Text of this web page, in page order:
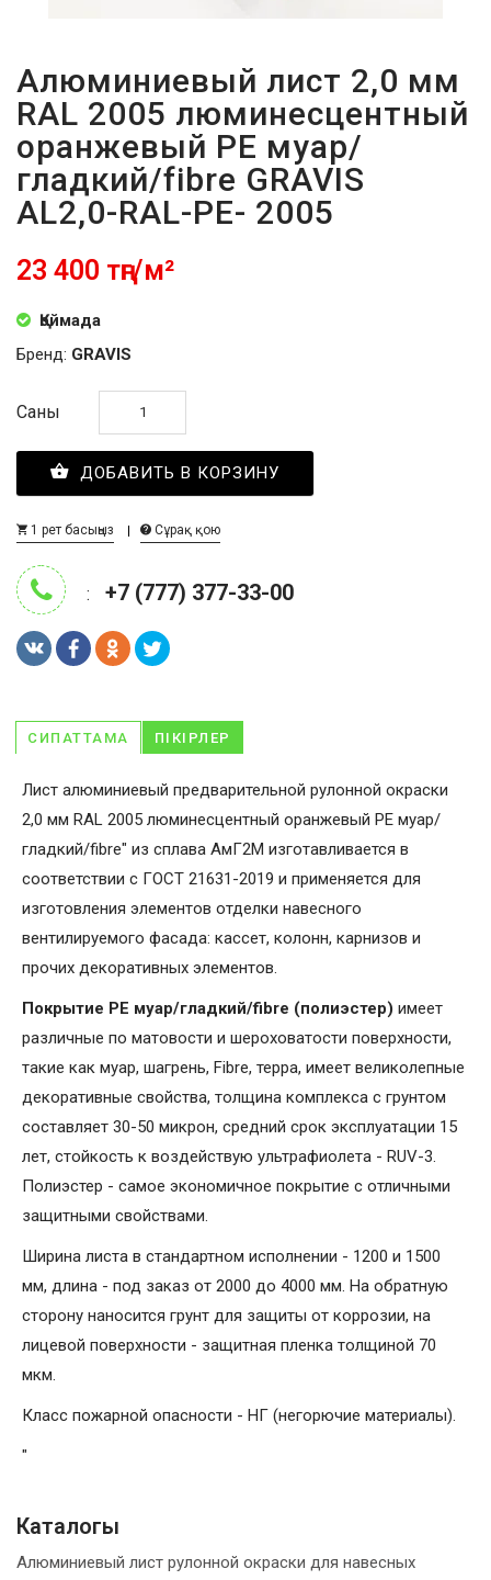
Алюминиевый лист 2,0 мм
RAL 2005 люминесцентный
оранжевый PE муар/
гладкий/fibre GRAVIS
AL2,0-RAL-PE- 2005
23 400 тңг/м²
Қоймада
Бренд: GRAVIS
Саны
ДОБАВИТЬ В КОРЗИНУ
1 рет басыңыз Сұрақ қою
: +7 (777) 377-33-00
СИПАТТАМА ПІКІРЛЕР
Лист алюминиевый предварительной рулонной окраски
2,0 мм RAL 2005 люминесцентный оранжевый PE муар/
гладкий/fibre" из сплава АмГ2М изготавливается в
соответствии с ГОСТ 21631-2019 и применяется для
изготовления элементов отделки навесного
вентилируемого фасада: кассет, колонн, карнизов и
прочих декоративных элементов.
Покрытие PE муар/гладкий/fibre (полиэстер) имеет
различные по матовости и шероховатости поверхности,
такие как муар, шагрень, Fibrе, терра, имеет великолепные
декоративные свойства, толщина комплекса с грунтом
составляет 30-50 микрон, средний срок эксплуатации 15
лет, стойкость к воздействую ультрафиолета - RUV-3.
Полиэстер - самое экономичное покрытие с отличными
защитными свойствами.
Ширина листа в стандартном исполнении - 1200 и 1500
мм, длина - под заказ от 2000 до 4000 мм. На обратную
сторону наносится грунт для защиты от коррозии, на
лицевой поверхности - защитная пленка толщиной 70
мкм.
Класс пожарной опасности - НГ (негорючие материалы).
"
Каталогы
Алюминиевый лист рулонной окраски для навесных